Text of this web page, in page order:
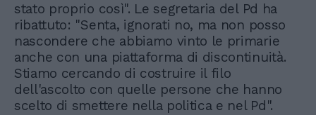
stato proprio così". Le segretaria del Pd ha
ribattuto: "Senta, ignorati no, ma non posso
nascondere che abbiamo vinto le primarie
anche con una piattaforma di discontinuità.
Stiamo cercando di costruire il filo
dell'ascolto con quelle persone che hanno
scelto di smettere nella politica e nel Pd".